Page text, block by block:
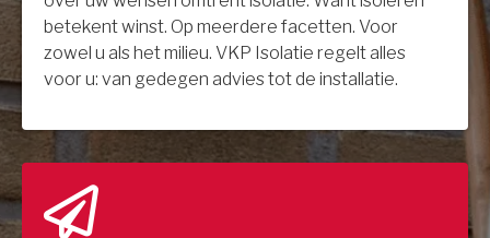
betekent winst. Op meerdere facetten. Voor
zowel u als het milieu. VKP Isolatie regelt alles
voor u: van gedegen advies tot de installatie.